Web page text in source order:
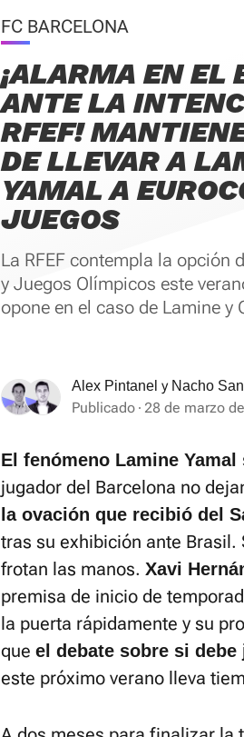
FC BARCELONA
¡ALARMA EN EL
ANTE LA
RFEF!
DE LLEVAR A
YAMAL A
JUEGOS
La RFEF contempla la opción
y Juegos Olímpicos este
opone en el caso de Lamine y
Alex Pintanel y Nacho
Publicado 28 de marzo
El fenómeno Lamine
jugador del Barcelona no
la ovación que recibió del
tras su exhibición ante
frotan las manos. Xavi
premisa de inicio de
la puerta rápidamente y su
que el debate sobre si
este próximo verano lleva